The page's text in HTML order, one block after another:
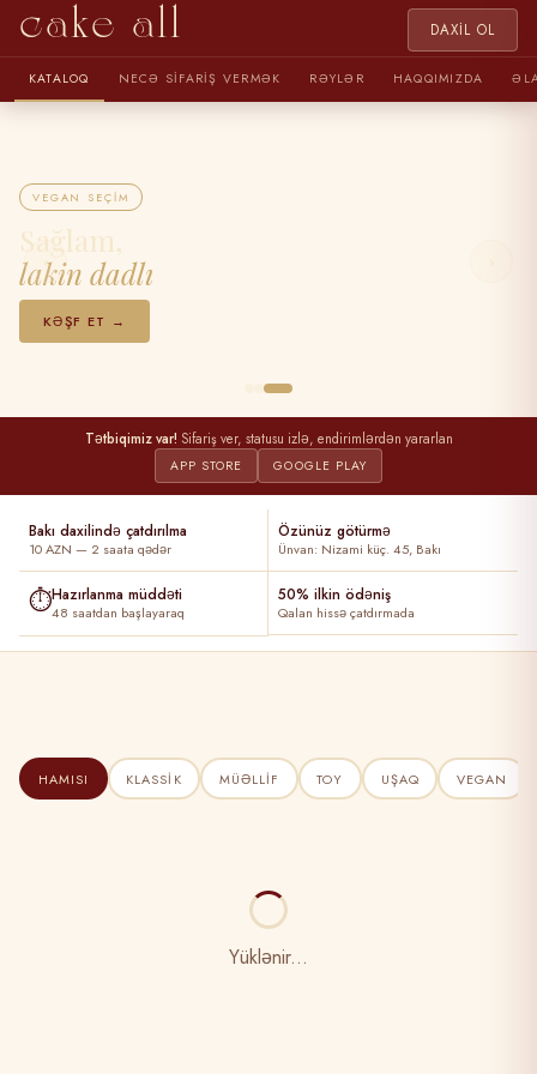
cake all DAXIL OL
KATALOQ NECƏ SIFARIŞ VERMƏK RƏYLƏR HAQQIMIZDA
VEGAN SEÇIM
Sağlam,
lakin dadlı
KƏŞF ET →
‹ ›
Tətbiqimiz var! Sifariş ver, statusu izlə, endirimlərdən yararlan
APP STORE GOOGLE PLAY
Bakı daxilində çatdırılma
10 AZN — 2 saata qədər
Özünüz götürmə
Ünvan: Nizami küç. 45, Bakı
⏱Hazırlanma müddəti
48 saatdan başlayaraq
50% ilkin ödəniş
Qalan hissə çatdırmada
HAMISI KLASSIK MÜƏLLIF TOY UŞAQ VEGAN
Yüklənir...